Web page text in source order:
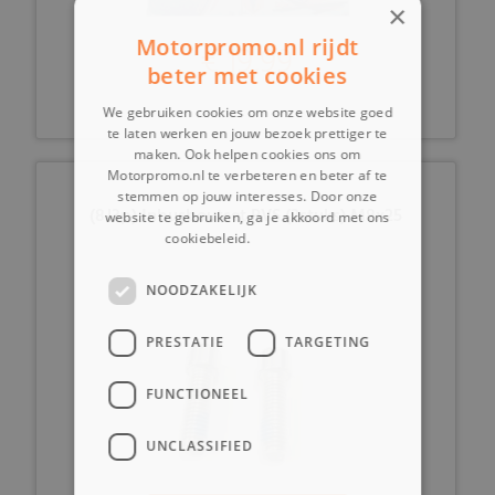
€ 19,99
(8J3p) Inbusboutset RVS (2stuks) M8x25
×
Motorpromo.nl rijdt
beter met cookies
We gebruiken cookies om onze website goed
te laten werken en jouw bezoek prettiger te
maken. Ook helpen cookies ons om
Motorpromo.nl te verbeteren en beter af te
stemmen op jouw interesses. Door onze
website te gebruiken, ga je akkoord met ons
cookiebeleid.
NOODZAKELIJK
PRESTATIE TARGETING
FUNCTIONEEL
UNCLASSIFIED